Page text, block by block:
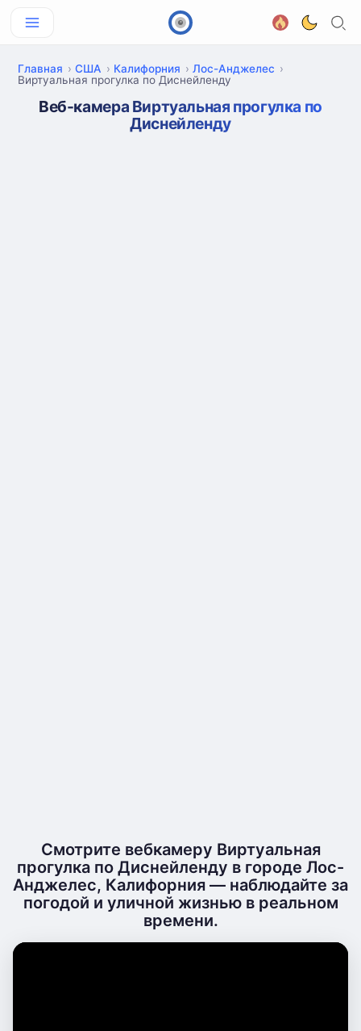
Главная США Калифорния
Лос-Анджелес
Виртуальная прогулка по Диснейленду
Веб-камера Виртуальная прогулка по
Диснейленду
Смотрите вебкамеру Виртуальная
прогулка по Диснейленду в городе Лос-
Анджелес, Калифорния — наблюдайте за
погодой и уличной жизнью в реальном
времени.